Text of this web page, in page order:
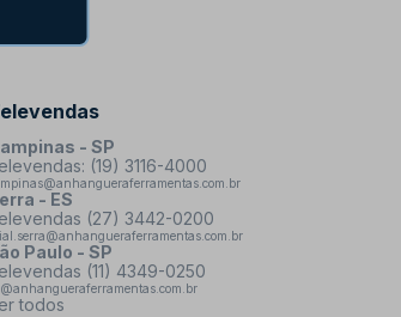
- SP
(19) 3116-4000
- ES
(27) 3442-0200
Paulo - SP
(11) 4349-0250
todos